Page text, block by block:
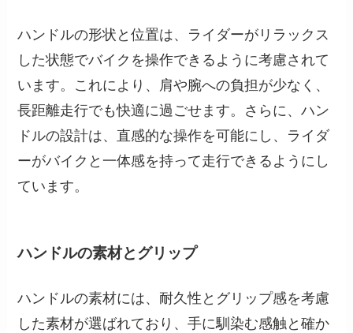
ハンドルの形状と位置は、ライダーがリラックス
した状態でバイクを操作できるように考慮されて
います。これにより、肩や腕への負担が少なく、
長距離走行でも快適に過ごせます。さらに、ハン
ドルの設計は、直感的な操作を可能にし、ライダ
ーがバイクと一体感を持って走行できるようにし
ています。
ハンドルの素材とグリップ
ハンドルの素材には、耐久性とグリップ感を考慮
した素材が選ばれており、手に馴染む感触と確か